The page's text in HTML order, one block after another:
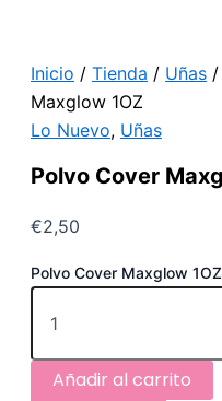
Inicio / Tienda / Uñas /
Maxglow 1OZ
Lo Nuevo, Uñas
Polvo Cover
€2,50
Polvo Cover Maxglow
Añadir al carrito